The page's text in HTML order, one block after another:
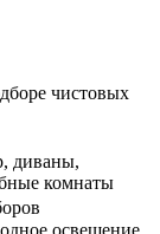
чистовых
диваны,
комнаты
освещение,